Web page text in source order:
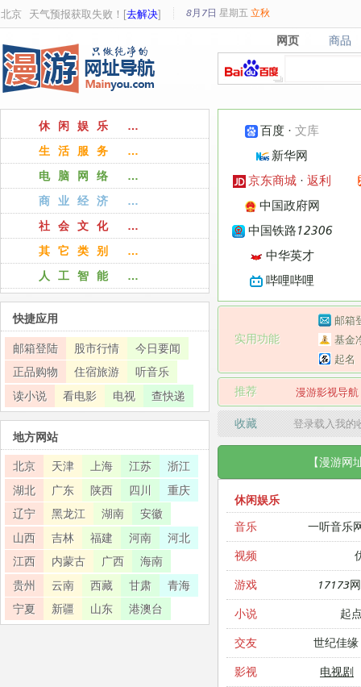
北京 天气预报获取失败！[去解决] 8月7日 星期五 立秋
网页
网页 商品
商品
百度 ·文库
新华网
京东商城 ·返利
中国政府网
中国铁路12306
中华英才
哔哩哔哩
实用功能
邮箱
基金
起名
推荐 漫游影视导航
收藏 登录载入我
【漫游网
休闲娱乐
音乐
一听音乐
视频
游戏 17173
小说 起
交友 世纪佳缘
影视 电视剧
休闲娱乐 …
生活服务 …
电脑网络 …
商业经济 …
社会文化 …
其它类别 …
人工智能 …
快捷应用
邮箱登陆 股市行情
今日要闻
正品购物
住宿旅游
听音乐
读小说
看电影 电视 查快递
地方网站
北京 天津 上海 江苏
浙江
湖北
广东 陕西 四川
重庆
辽宁
黑龙江 湖南
安徽
山西
吉林 福建 河南
河北
江西
内蒙古 广西
海南
贵州
云南 西藏 甘肃
青海
宁夏
新疆 山东 港澳台